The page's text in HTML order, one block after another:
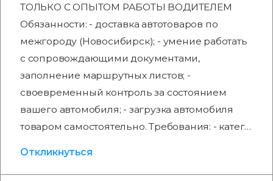
ТОЛЬКО С ОПЫТОМ РАБОТЫ ВОДИТЕЛЕМ
Обязанности: - доставка автотоваров по
межгороду (Новосибирск); - умение работать
с сопровождающими документами,
заполнение маршрутных листов; -
своевременный контроль за состоянием
вашего автомобиля; - загрузка автомобиля
товаром самостоятельно. Требования: - катег…
Откликнуться